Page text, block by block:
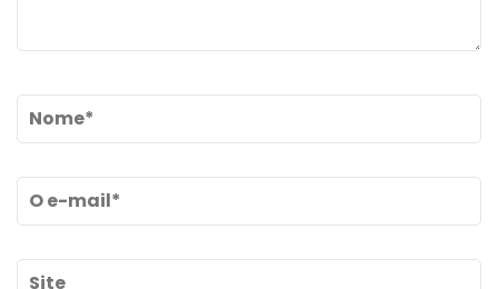
Name*
Email*
Site